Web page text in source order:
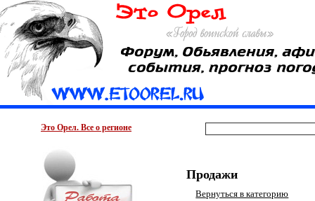
Это Орел. Все о регионе
Продажи
Вернуться в категорию